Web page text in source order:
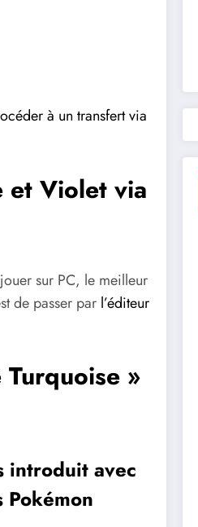
à un transfert via
et Violet via
sur PC, le meilleur
de passer par l’éditeur
Turquoise »
introduit avec
Pokémon